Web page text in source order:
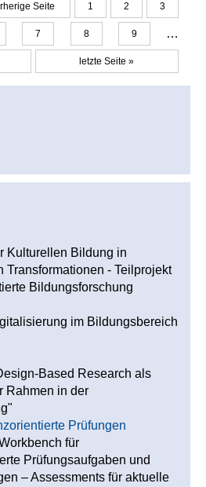
Seite 1 2 3
7 8 9 …
letzte Seite »
Kulturellen Bildung in
Transformationen - Teilprojekt
Bildungsforschung
im Bildungsbereich
Based Research als
Rahmen in der
Prüfungen
für
Prüfungsaufgaben und
– Assessments für aktuelle